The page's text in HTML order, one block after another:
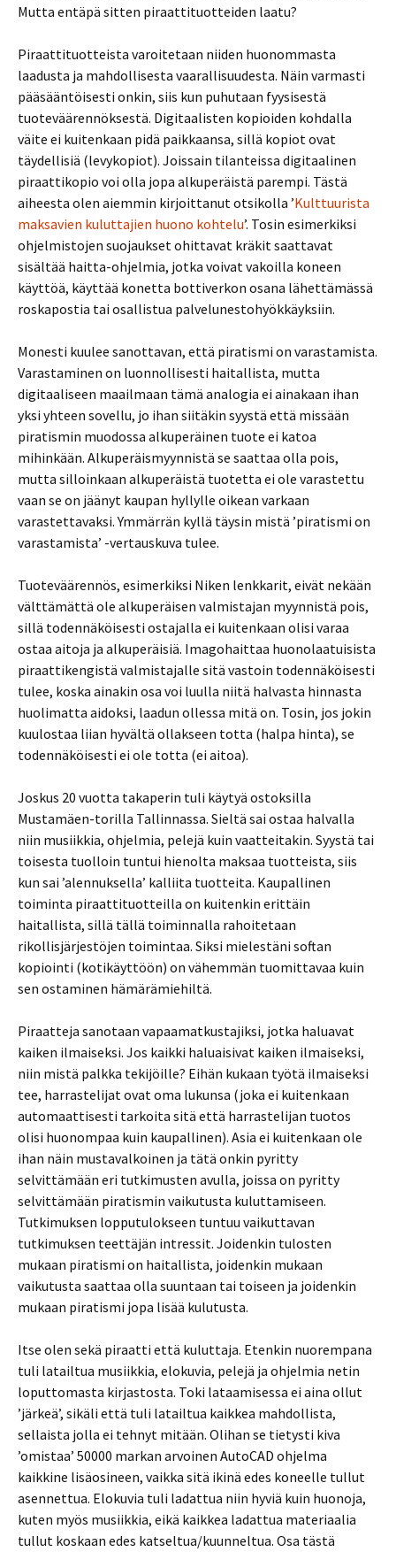
Mutta entäpä sitten piraattituotteiden laatu?
Piraattituotteista varoitetaan niiden huonommasta
laadusta ja mahdollisesta vaarallisuudesta. Näin varmasti
pääsääntöisesti onkin, siis kun puhutaan fyysisestä
tuoteväärennöksestä. Digitaalisten kopioiden kohdalla
väite ei kuitenkaan pidä paikkaansa, sillä kopiot ovat
täydellisiä (levykopiot). Joissain tilanteissa digitaalinen
piraattikopio voi olla jopa alkuperäistä parempi. Tästä
aiheesta olen aiemmin kirjoittanut otsikolla ’Kulttuurista
maksavien kuluttajien huono kohtelu’. Tosin esimerkiksi
ohjelmistojen suojaukset ohittavat kräkit saattavat
sisältää haitta-ohjelmia, jotka voivat vakoilla koneen
käyttöä, käyttää konetta bottiverkon osana lähettämässä
roskapostia tai osallistua palvelunestohyökkäyksiin.
Monesti kuulee sanottavan, että piratismi on varastamista.
Varastaminen on luonnollisesti haitallista, mutta
digitaaliseen maailmaan tämä analogia ei ainakaan ihan
yksi yhteen sovellu, jo ihan siitäkin syystä että missään
piratismin muodossa alkuperäinen tuote ei katoa
mihinkään. Alkuperäismyynnistä se saattaa olla pois,
mutta silloinkaan alkuperäistä tuotetta ei ole varastettu
vaan se on jäänyt kaupan hyllylle oikean varkaan
varastettavaksi. Ymmärrän kyllä täysin mistä ’piratismi on
varastamista’ -vertauskuva tulee.
Tuoteväärennös, esimerkiksi Niken lenkkarit, eivät nekään
välttämättä ole alkuperäisen valmistajan myynnistä pois,
sillä todennäköisesti ostajalla ei kuitenkaan olisi varaa
ostaa aitoja ja alkuperäisiä. Imagohaittaa huonolaatuisista
piraattikengistä valmistajalle sitä vastoin todennäköisesti
tulee, koska ainakin osa voi luulla niitä halvasta hinnasta
huolimatta aidoksi, laadun ollessa mitä on. Tosin, jos jokin
kuulostaa liian hyvältä ollakseen totta (halpa hinta), se
todennäköisesti ei ole totta (ei aitoa).
Joskus 20 vuotta takaperin tuli käytyä ostoksilla
Mustamäen-torilla Tallinnassa. Sieltä sai ostaa halvalla
niin musiikkia, ohjelmia, pelejä kuin vaatteitakin. Syystä tai
toisesta tuolloin tuntui hienolta maksaa tuotteista, siis
kun sai ’alennuksella’ kalliita tuotteita. Kaupallinen
toiminta piraattituotteilla on kuitenkin erittäin
haitallista, sillä tällä toiminnalla rahoitetaan
rikollisjärjestöjen toimintaa. Siksi mielestäni softan
kopiointi (kotikäyttöön) on vähemmän tuomittavaa kuin
sen ostaminen hämärämiehiltä.
Piraatteja sanotaan vapaamatkustajiksi, jotka haluavat
kaiken ilmaiseksi. Jos kaikki haluaisivat kaiken ilmaiseksi,
niin mistä palkka tekijöille? Eihän kukaan työtä ilmaiseksi
tee, harrastelijat ovat oma lukunsa (joka ei kuitenkaan
automaattisesti tarkoita sitä että harrastelijan tuotos
olisi huonompaa kuin kaupallinen). Asia ei kuitenkaan ole
ihan näin mustavalkoinen ja tätä onkin pyritty
selvittämään eri tutkimusten avulla, joissa on pyritty
selvittämään piratismin vaikutusta kuluttamiseen.
Tutkimuksen lopputulokseen tuntuu vaikuttavan
tutkimuksen teettäjän intressit. Joidenkin tulosten
mukaan piratismi on haitallista, joidenkin mukaan
vaikutusta saattaa olla suuntaan tai toiseen ja joidenkin
mukaan piratismi jopa lisää kulutusta.
Itse olen sekä piraatti että kuluttaja. Etenkin nuorempana
tuli latailtua musiikkia, elokuvia, pelejä ja ohjelmia netin
loputtomasta kirjastosta. Toki lataamisessa ei aina ollut
’järkeä’, sikäli että tuli latailtua kaikkea mahdollista,
sellaista jolla ei tehnyt mitään. Olihan se tietysti kiva
’omistaa’ 50000 markan arvoinen AutoCAD ohjelma
kaikkine lisäosineen, vaikka sitä ikinä edes koneelle tullut
asennettua. Elokuvia tuli ladattua niin hyviä kuin huonoja,
kuten myös musiikkia, eikä kaikkea ladattua materiaalia
tullut koskaan edes katseltua/kuunneltua. Osa tästä